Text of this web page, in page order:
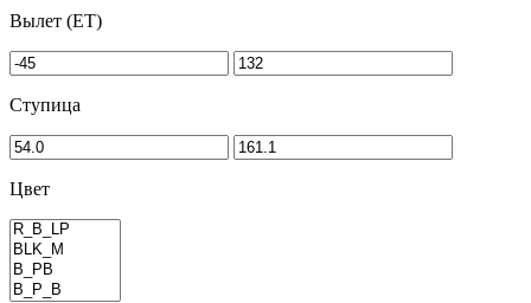
Вылет (ET)
Ступица
Цвет